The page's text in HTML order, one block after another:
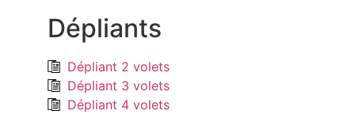
Dépliants
Dépliant 2 volets
Dépliant 3 volets
Dépliant 4 volets